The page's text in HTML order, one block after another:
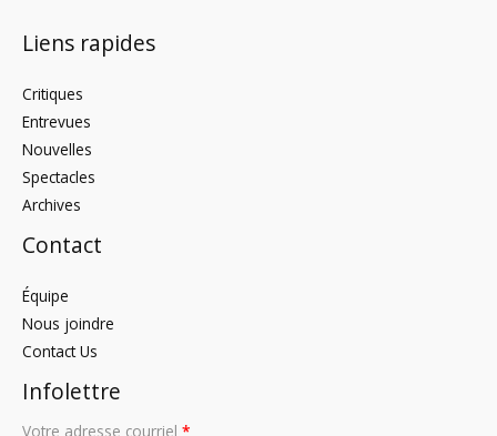
Liens rapides
Critiques
Entrevues
Nouvelles
Spectacles
Archives
Contact
Équipe
Nous joindre
Contact Us
Infolettre
Votre adresse courriel *